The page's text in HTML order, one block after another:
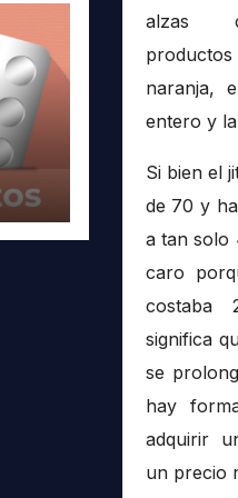
alzas
naranja,
entero y
Si bien el
de 70 y
a tan solo
caro
costaba
significa
se
hay
adquirir
un precio